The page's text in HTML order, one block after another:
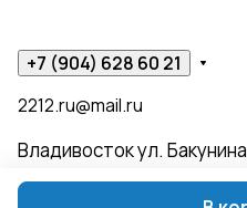
+7 (904) 628 60 21
2212.ru@mail.ru
Владивосток ул.